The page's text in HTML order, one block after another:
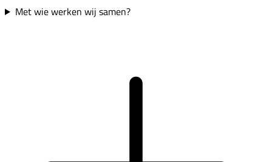
Met wie werken wij samen?